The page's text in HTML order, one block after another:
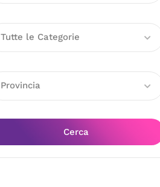
Tutte le Categorie
Provincia
Cerca